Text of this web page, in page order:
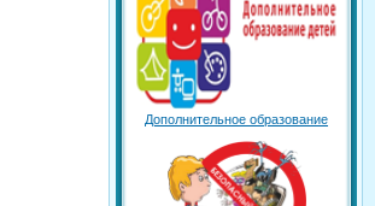
Дополнительное образование